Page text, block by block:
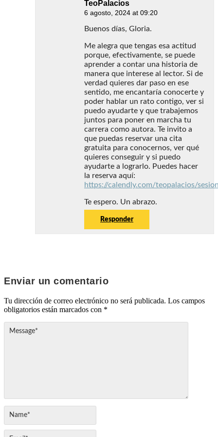
TeoPalacios
6 agosto, 2024 at 09:20
Buenos días, Gloria.
Me alegra que tengas esa actitud
porque, efectivamente, se puede
aprender a contar una historia de
manera que interese al lector. Si de
verdad quieres dar paso en ese
sentido, me encantaría conocerte y
poder hablar un rato contigo, ver si
puedo ayudarte y que trabajemos
juntos para poner en marcha tu
carrera como autora. Te invito a
que puedas reservar una cita
gratuita para conocernos, ver qué
quieres conseguir y si puedo
ayudarte a lograrlo. Puedes hacer
la reserva aquí:
https://calendly.com/teopalacios/
Te espero. Un abrazo.
Responder
Enviar un comentario
Tu dirección de correo electrónico no será publicada. Los campos
obligatorios están marcados con *